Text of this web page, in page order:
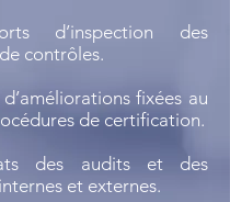
d’inspection des
contrôles.
fixées au
de certification.
des audits et des
et externes.